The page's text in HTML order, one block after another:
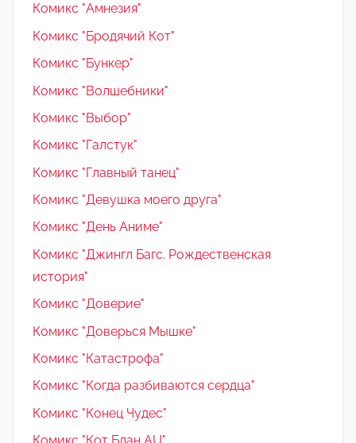
Комикс "Амнезия"
Комикс "Бродячий Кот"
Комикс "Бункер"
Комикс "Волшебники"
Комикс "Выбор"
Комикс "Галстук"
Комикс "Главный танец"
Комикс "Девушка моего друга"
Комикс "День Аниме"
Комикс "Джингл Багс. Рождественская
история"
Комикс "Доверие"
Комикс "Доверься Мышке"
Комикс "Катастрофа"
Комикс "Когда разбиваются сердца"
Комикс "Конец Чудес"